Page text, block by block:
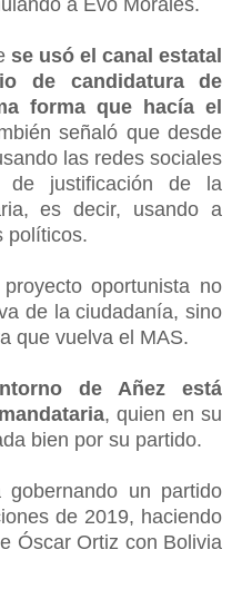
a Evo Morales.
se usó el canal estatal
de candidatura de
forma que hacía el
señaló que desde
las redes sociales
de justificación de la
es decir, usando a
políticos.
oportunista no
de la ciudadanía, sino
que vuelva el MAS.
de Añez está
, quien en su
bien por su partido.
un partido
de 2019, haciendo
Óscar Ortiz con Bolivia